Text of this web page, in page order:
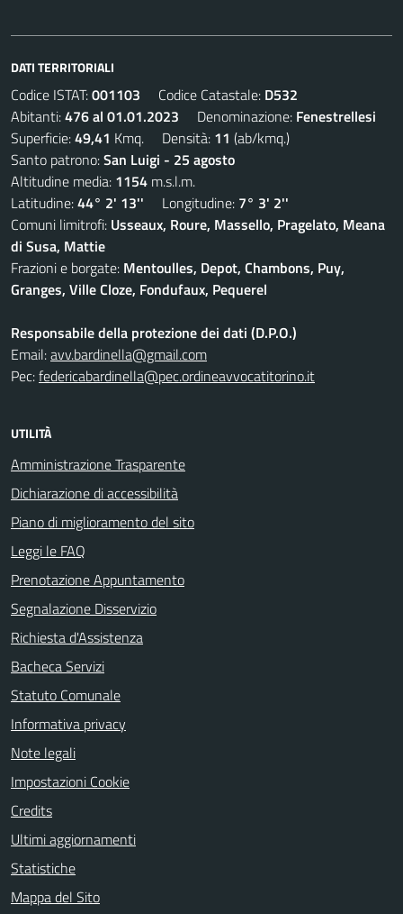
DATI TERRITORIALI
Codice ISTAT:001103 Codice Catastale: D532
Abitanti:476 al 01.01.2023 Denominazione: Fenestrellesi
Superficie:49,41 Kmq. Densità: 11 (ab/kmq.)
Santo patrono:San Luigi - 25 agosto
Altitudine media: 1154 m.s.l.m.
Latitudine:44° 2' 13'' Longitudine: 7° 3' 2''
Comuni limitrofi: Usseaux, Roure, Massello, Pragelato, Meana
di Susa, Mattie
Frazioni e borgate: Mentoulles, Depot, Chambons, Puy,
Granges, Ville Cloze, Fondufaux, Pequerel
Responsabile della protezione dei dati (D.P.O.)
Email:avv.bardinella@gmail.com
Pec:federicabardinella@pec.ordineavvocatitorino.it
UTILITÀ
Amministrazione Trasparente
Dichiarazione di accessibilità
Piano di miglioramento del sito
Leggi le FAQ
Prenotazione Appuntamento
Segnalazione Disservizio
Richiesta d'Assistenza
Bacheca Servizi
Statuto Comunale
Informativa privacy
Note legali
Impostazioni Cookie
Credits
Ultimi aggiornamenti
Statistiche
Mappa del Sito